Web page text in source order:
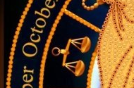
Были
Нужно